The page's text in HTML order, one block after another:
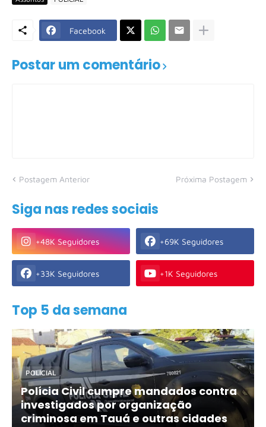
Facebook
Postar um comentário
Postagem Anterior Próxima Postagem
Siga nas redes sociais
+48K Seguidores +69K Seguidores
+33K Seguidores +1K Seguidores
Top 5 da semana
POLICIAL
Polícia Civil cumpre mandados contra
investigados por organização
criminosa em Tauá e outras cidades